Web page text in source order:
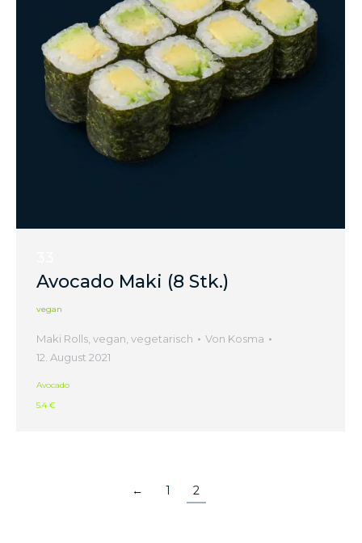
Avocado Maki (8 Stk.)
vegan
Maki Rolls vegan vegetarisch Von Kosma
12. August 2021
Avocado
5.4 €
← 1 2